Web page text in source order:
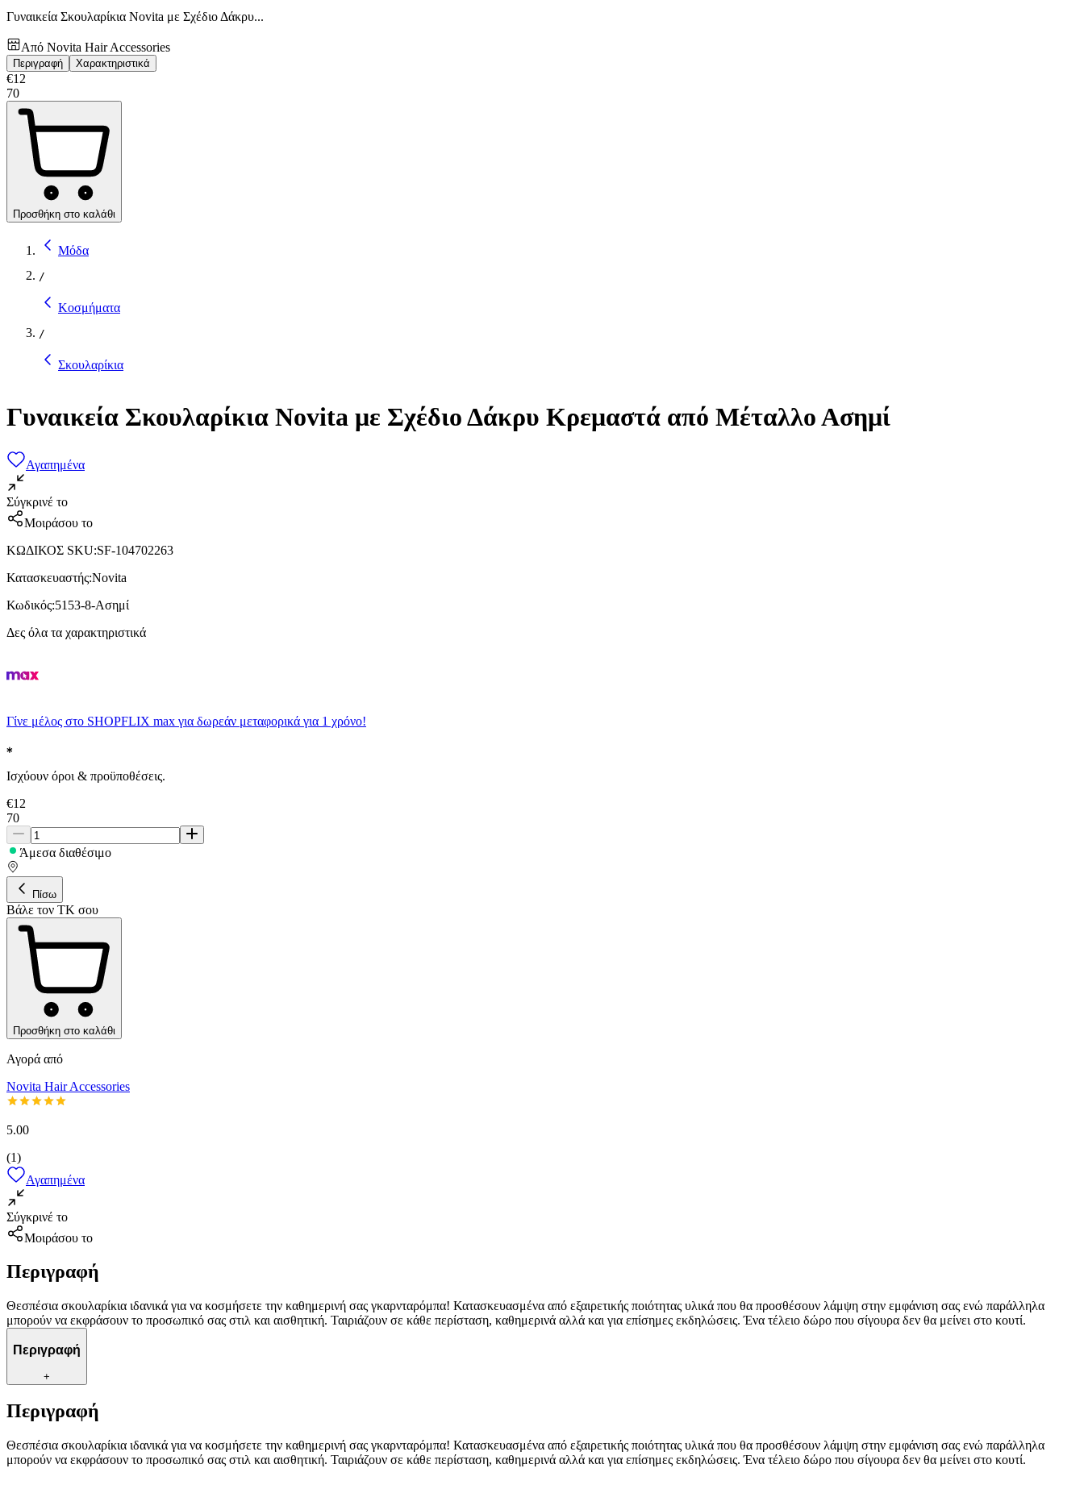
Γυναικεία Σκουλαρίκια Novita με Σχέδιο Δάκρυ...
Από Novita Hair Accessories
Περιγραφή Χαρακτηριστικά
€12
70
Προσθήκη στο καλάθι
Μόδα
/
Κοσμήματα
/
Σκουλαρίκια
Γυναικεία Σκουλαρίκια Novita με Σχέδιο Δάκρυ Κρεμαστά από Μέταλλο Ασημί
Αγαπημένα
Σύγκρινέ το
Μοιράσου το
ΚΩΔΙΚΟΣ SKU:SF-104702263
Κατασκευαστής:Novita
Κωδικός:5153-8-Ασημί
Δες όλα τα χαρακτηριστικά
Γίνε μέλος στο SHOPFLIX max για δωρεάν μεταφορικά για 1 χρόνο!
Ισχύουν όροι & προϋποθέσεις.
€12
70
Άμεσα διαθέσιμο
Πίσω
Βάλε τον ΤΚ σου
Προσθήκη στο καλάθι
Αγορά από
Novita Hair Accessories
5.00
(1)
Αγαπημένα
Σύγκρινέ το
Μοιράσου το
Περιγραφή
Θεσπέσια σκουλαρίκια ιδανικά για να κοσμήσετε την καθημερινή σας γκαρνταρόμπα! Κατασκευασμένα από εξαιρετικής ποιότητας υλικά που θα προσθέσουν λάμψη στην εμφάνιση σας ενώ παράλληλα
μπορούν να εκφράσουν το προσωπικό σας στιλ και αισθητική. Ταιριάζουν σε κάθε περίσταση, καθημερινά αλλά και για επίσημες εκδηλώσεις. Ένα τέλειο δώρο που σίγουρα δεν θα μείνει στο κουτί.
Περιγραφή
+
Περιγραφή
Θεσπέσια σκουλαρίκια ιδανικά για να κοσμήσετε την καθημερινή σας γκαρνταρόμπα! Κατασκευασμένα από εξαιρετικής ποιότητας υλικά που θα προσθέσουν λάμψη στην εμφάνιση σας ενώ παράλληλα
μπορούν να εκφράσουν το προσωπικό σας στιλ και αισθητική. Ταιριάζουν σε κάθε περίσταση, καθημερινά αλλά και για επίσημες εκδηλώσεις. Ένα τέλειο δώρο που σίγουρα δεν θα μείνει στο κουτί.